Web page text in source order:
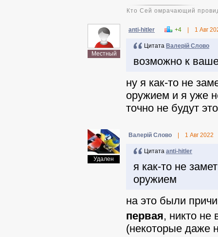
Кто Сей омрачающий
Местный
anti-hitler +4 1 Авг
Цитата Валерій Слово
возможно к
ну я как-то не
оружием и я уже
точно не будут
Удален
Валерій Слово 1 Авг 2022
Цитата anti-hitler
я как-то не
оружием
на это были
первая, никто не
(некоторые даже